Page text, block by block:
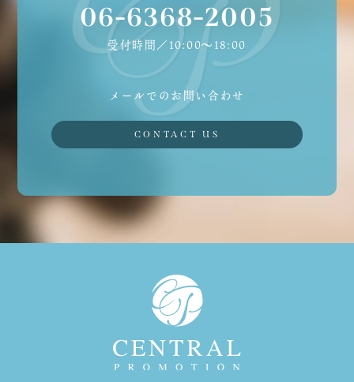
06-6368-2005
受付時間／10:00〜18:00
メールでのお問い合わせ
CONTACT US